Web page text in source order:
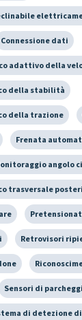
Connessione dati
adattivo della
della stabilità
della trazione
Frenata
angolo
trasversale
Retrovisori
Sensori di
di detezione